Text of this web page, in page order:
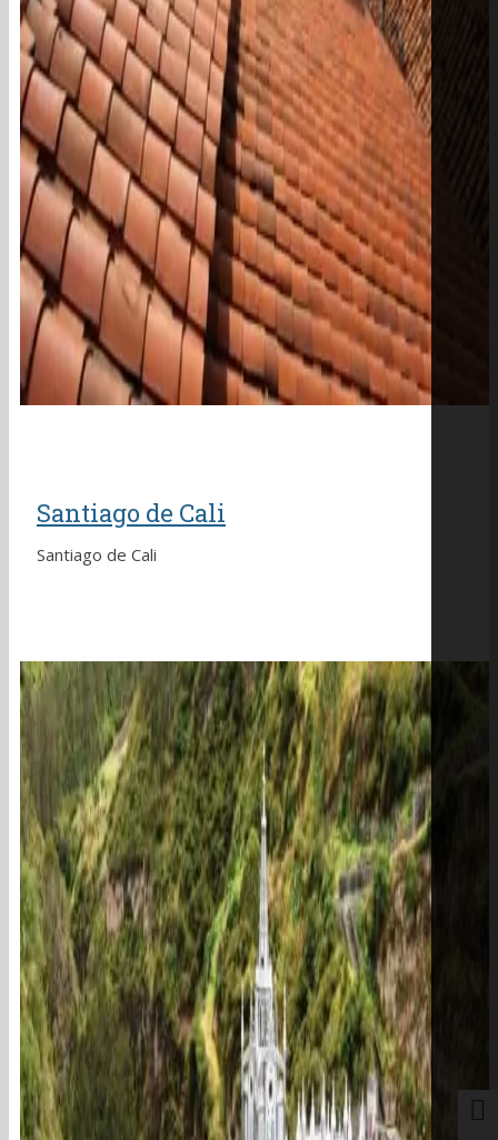
Santiago de Cali
Santiago de Cali